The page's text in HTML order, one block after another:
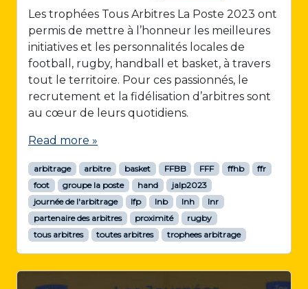
Les trophées Tous Arbitres La Poste 2023 ont
permis de mettre à l’honneur les meilleures
initiatives et les personnalités locales de
football, rugby, handball et basket, à travers
tout le territoire. Pour ces passionnés, le
recrutement et la fidélisation d’arbitres sont
au cœur de leurs quotidiens.
Read more »
arbitrage arbitre basket FFBB FFF ffhb
ffr
foot
groupe la poste hand
jalp2023
journée de l'arbitrage
lfp lnb lnh
lnr
partenaire des arbitres
proximité
rugby
tous arbitres
toutes arbitres trophees arbitrage